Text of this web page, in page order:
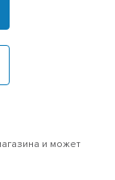
и может